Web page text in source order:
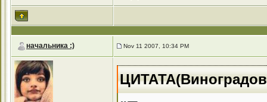
начальника :) Nov 11 2007, 10:34 PM
ЦИТАТА(Виноградов